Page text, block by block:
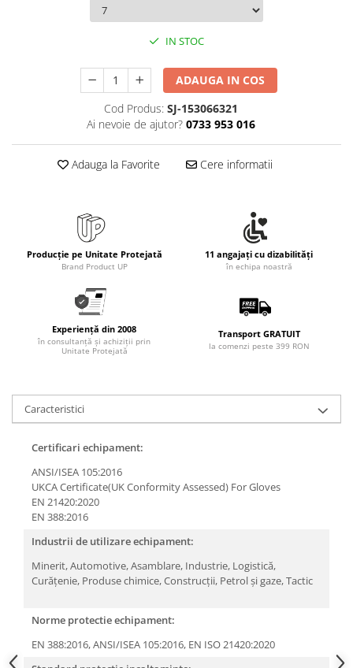
Rezerve instrumente scris
Tavite documente si suporturi
Ascutitori, radiere, agrafe
Curatenie si igiena
Articole pentru baie
Articole pentru bucatarie
Maturi, mopuri si galeti
Articole pentru rufe, casa,
geamuri, mobila
Intretinere si odorizante masina
Saci de gunoi
Accesorii pentru curatenie
Tipografie si stampile
Formulare tipizate
Caiete si blocnotesuri
personalizate
Stampile, tusiere si tus
Protectia muncii si Imbracaminte
Bluze & Pulovere
IN STOC
ADAUGA IN COS
Cod Produs: SJ-153066321
Ai nevoie de ajutor? 0733 953 016
Adauga la Favorite Cere informatii
Producție pe Unitate Protejată
Brand Product UP
11 angajați cu dizabilități
în echipa noastră
Experiență din 2008
în consultanță și achiziții prin
Unitate Protejată
Transport GRATUIT
la comenzi peste 399 RON
Caracteristici
Certificari echipament:
ANSI/ISEA 105:2016
UKCA Certificate(UK Conformity Assessed) For Gloves
EN 21420:2020
EN 388:2016
Industrii de utilizare echipament:
Minerit,Automotive,Asamblare, Industrie, Logistică,
Curățenie, Produse chimice,Construcții, Petrol și gaze,Tactic
Norme protectie echipament:
EN 388:2016,ANSI/ISEA 105:2016, EN ISO 21420:2020